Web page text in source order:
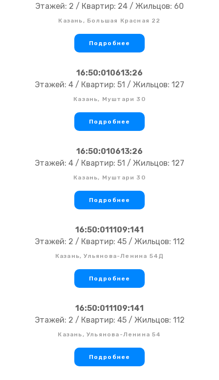
Этажей: 2 / Квартир: 24 / Жильцов: 60
Казань, Большая Красная 22
Подробнее
16:50:010613:26
Этажей: 4 / Квартир: 51 / Жильцов: 127
Казань, Муштари 30
Подробнее
16:50:010613:26
Этажей: 4 / Квартир: 51 / Жильцов: 127
Казань, Муштари 30
Подробнее
16:50:011109:141
Этажей: 2 / Квартир: 45 / Жильцов: 112
Казань, Ульянова-Ленина 54Д
Подробнее
16:50:011109:141
Этажей: 2 / Квартир: 45 / Жильцов: 112
Казань, Ульянова-Ленина 54
Подробнее